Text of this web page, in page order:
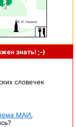
знать! ;-)
словечек
МАИ,